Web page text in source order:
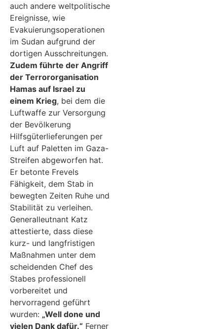
auch andere weltpolitische
Ereignisse, wie
Evakuierungsoperationen
im Sudan aufgrund der
dortigen Ausschreitungen.
Zudem führte der Angriff
der Terrororganisation
Hamas auf Israel zu
einem Krieg, bei dem die
Luftwaffe zur Versorgung
der Bevölkerung
Hilfsgüterlieferungen per
Luft auf Paletten im Gaza-
Streifen abgeworfen hat.
Er betonte Frevels
Fähigkeit, dem Stab in
bewegten Zeiten Ruhe und
Stabilität zu verleihen.
Generalleutnant Katz
attestierte, dass diese
kurz- und langfristigen
Maßnahmen unter dem
scheidenden Chef des
Stabes professionell
vorbereitet und
hervorragend geführt
wurden: „Well done und
vielen Dank dafür.“ Ferner